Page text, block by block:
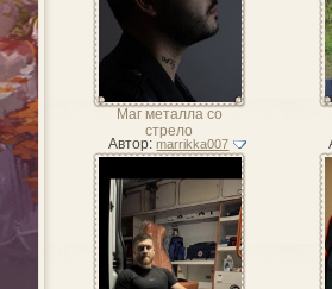
Маг металла со
стрело
Автор:marrikka007